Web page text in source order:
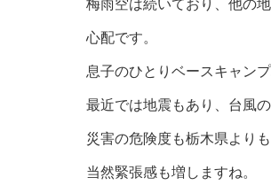
心配です。
息子のひとりベースキャンプ
最近では地震もあり、台風
災害の危険度も栃木県より
当然緊張感も増しますね。